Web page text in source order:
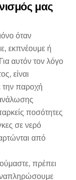
μας
όταν
εκπνέουμε ή
αυτόν τον λόγο
είναι
την παροχή
ποσότητες
σε νερό
από
πρέπει